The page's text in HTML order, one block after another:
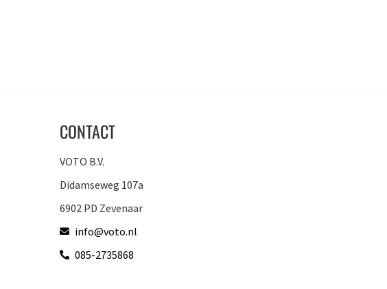
CONTACT
VOTO B.V.
Didamseweg 107a
6902 PD Zevenaar
info@voto.nl
085-2735868